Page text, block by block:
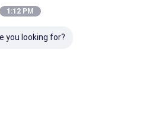
1:12 PM
you looking for?